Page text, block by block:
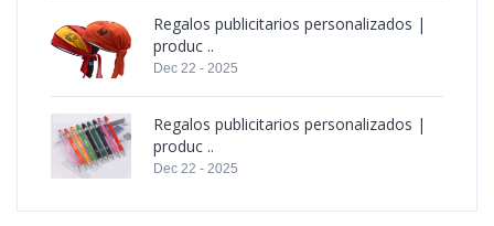
Regalos publicitarios personalizados |
produc ..
Dec 22 - 2025
Regalos publicitarios personalizados |
produc ..
Dec 22 - 2025